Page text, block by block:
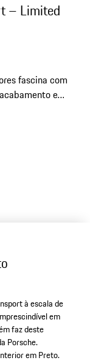
– Limited
fascina com
em
qualquer
à escala de
em
faz deste
Porsche.
em Preto.